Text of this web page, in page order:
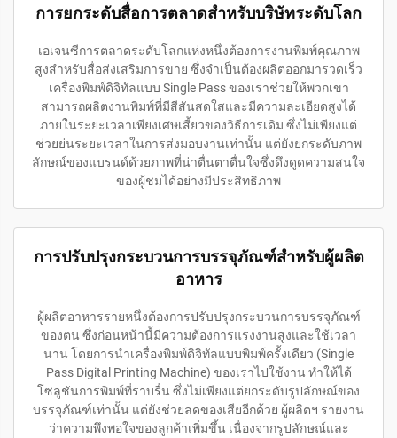
การยกระดับสื่อการตลาดสำหรับบริษัทระดับโลก
เอเจนซีการตลาดระดับโลกแห่งหนึ่งต้องการงานพิมพ์คุณภาพ
สูงสำหรับสื่อส่งเสริมการขาย ซึ่งจำเป็นต้องผลิตออกมารวดเร็ว
เครื่องพิมพ์ดิจิทัลแบบ Single Pass ของเราช่วยให้พวกเขา
สามารถผลิตงานพิมพ์ที่มีสีสันสดใสและมีความละเอียดสูงได้
ภายในระยะเวลาเพียงเศษเสี้ยวของวิธีการเดิม ซึ่งไม่เพียงแต่
ช่วยย่นระยะเวลาในการส่งมอบงานเท่านั้น แต่ยังยกระดับภาพ
ลักษณ์ของแบรนด์ด้วยภาพที่น่าตื่นตาตื่นใจซึ่งดึงดูดความสนใจ
ของผู้ชมได้อย่างมีประสิทธิภาพ
การปรับปรุงกระบวนการบรรจุภัณฑ์สำหรับผู้ผลิต
อาหาร
ผู้ผลิตอาหารรายหนึ่งต้องการปรับปรุงกระบวนการบรรจุภัณฑ์
ของตน ซึ่งก่อนหน้านี้มีความต้องการแรงงานสูงและใช้เวลา
นาน โดยการนำเครื่องพิมพ์ดิจิทัลแบบพิมพ์ครั้งเดียว (Single
Pass Digital Printing Machine) ของเราไปใช้งาน ทำให้ได้
โซลูชันการพิมพ์ที่ราบรื่น ซึ่งไม่เพียงแต่ยกระดับรูปลักษณ์ของ
บรรจุภัณฑ์เท่านั้น แต่ยังช่วยลดของเสียอีกด้วย ผู้ผลิตฯ รายงาน
ว่าความพึงพอใจของลูกค้าเพิ่มขึ้น เนื่องจากรูปลักษณ์และ